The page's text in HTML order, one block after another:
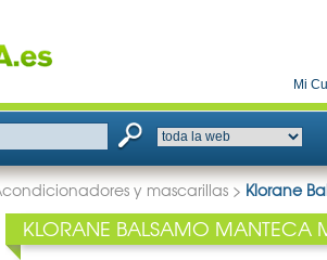
Mi
y mascarillas > Klorane
KLORANE BALSAMO